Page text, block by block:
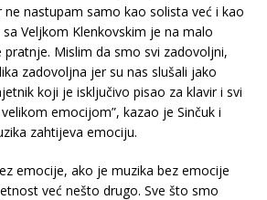
nastupam samo kao solista već i kao
Veljkom Klenkovskim je na malo
Mislim da smo svi zadovoljni,
zadovoljna jer su nas slušali jako
koji je isključivo pisao za klavir i svi
emocijom”, kazao je Sinčuk i
zahtijeva emociju.
emocije, ako je muzika bez emocije
već nešto drugo. Sve što smo